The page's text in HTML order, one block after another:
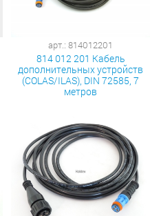
арт.: 814012201
814 012 201 Кабель
дополнительных устройств
(COLAS/ILAS), DIN 72585, 7
метров